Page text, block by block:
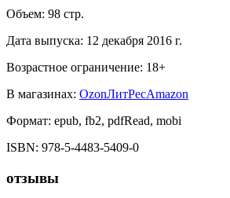
Объем: 98 стр.
Дата выпуска: 12 декабря 2016 г.
Возрастное ограничение: 18+
В магазинах: OzonЛитРесAmazon
Формат: epub, fb2, pdfRead, mobi
ISBN: 978-5-4483-5409-0
отзывы